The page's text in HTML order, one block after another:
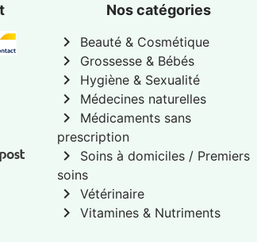
Nos catégories
chevron_right Beauté & Cosmétique
chevron_right Grossesse & Bébés
chevron_right Hygiène & Sexualité
chevron_right Médecines naturelles
chevron_right
Médicaments sans
prescription
chevron_right
Soins à domiciles / Premiers
soins
chevron_right Vétérinaire
chevron_right Vitamines & Nutriments